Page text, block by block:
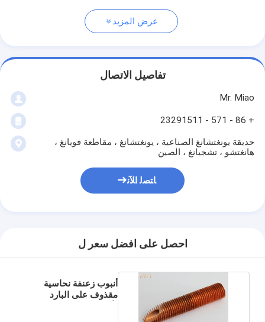
عرض المزيد
تفاصيل الاتصال
Mr. Miao
+ 86 - 571 - 23291511
حديقة يونغتشانغ الصناعية ، يونغتشانغ ، مقاطعة فويانغ ،
هانغتشو ، تشجيانغ ، الصين
ﺎﺘﺼﻟ ﺍﻶﻧ
احصل على افضل سعر ل
أنبوب زعنفة نحاسية
مقذوف على البارد